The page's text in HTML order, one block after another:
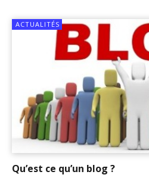
ACTUALITÉS
Qu’est ce qu’un blog ?